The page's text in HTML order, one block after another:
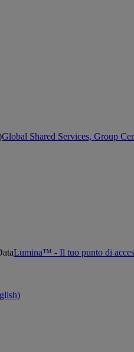
Global Shared Services, Group
Lumina™ - Il tuo punto di